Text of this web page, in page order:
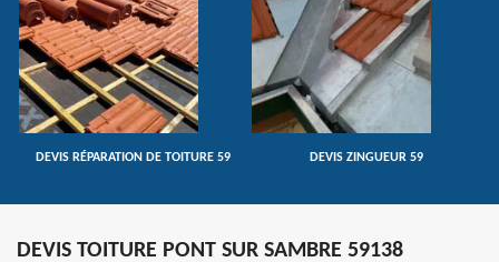
DEVIS RÉPARATION DE TOITURE 59 DEVIS ZINGUEUR 59
DEVIS TOITURE PONT SUR SAMBRE 59138